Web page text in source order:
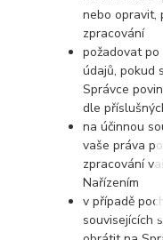
nebo opravit,
zpracování
požadovat
údajů, pokud
Správce
dle
na účinnou
vaše práva
zpracování
Nařízením
v případě
souvisejících